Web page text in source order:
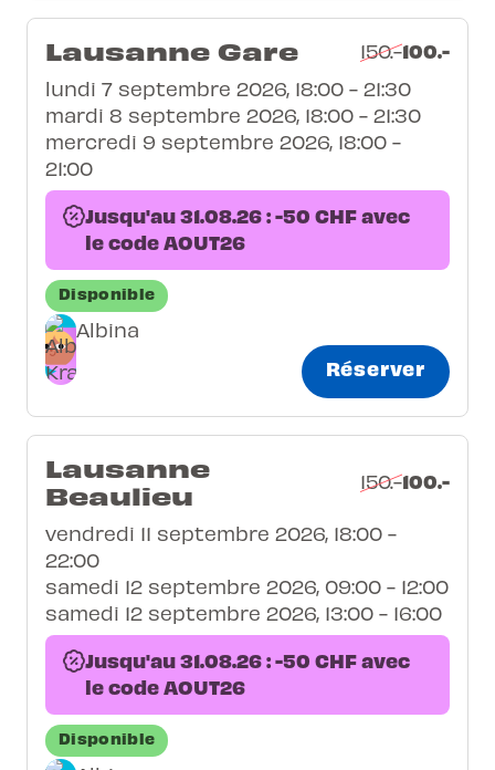
Lausanne Gare 150.-100.-
lundi 7 septembre 2026, 18:00 - 21:30
mardi 8 septembre 2026, 18:00 - 21:30
mercredi 9 septembre 2026, 18:00 -
21:00
Jusqu'au 31.08.26 : -50 CHF avec
le code AOUT26
Disponible
Albina
Réserver
Lausanne
Beaulieu
150.-100.-
vendredi 11 septembre 2026, 18:00 -
22:00
samedi 12 septembre 2026, 09:00 - 12:00
samedi 12 septembre 2026, 13:00 - 16:00
Jusqu'au 31.08.26 : -50 CHF avec
le code AOUT26
Disponible